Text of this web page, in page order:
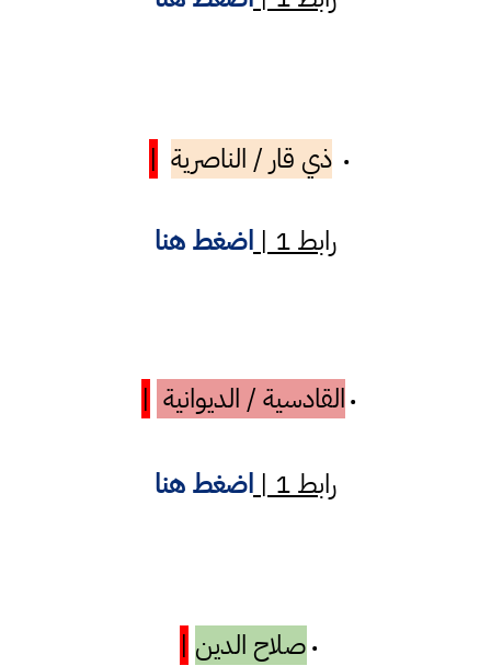
• ذي قار / الناصرية |
رابط 1 | اضغط هنا
• القادسية / الديوانية |
رابط 1 | اضغط هنا
• صلاح الدين |